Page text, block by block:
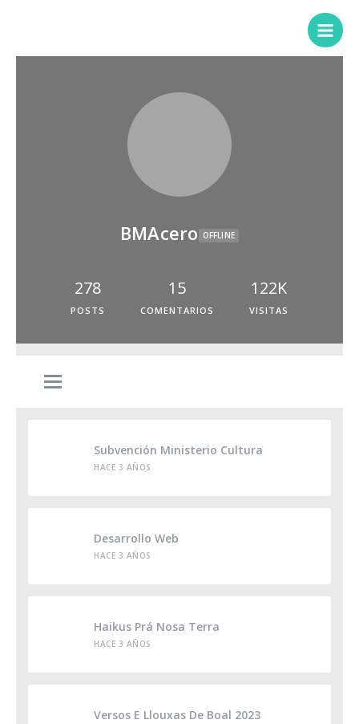
BMAcero OFFLINE
278
POSTS
15
COMENTARIOS
122K
VISITAS
Subvención Ministerio Cultura
HACE 3 AÑOS
Desarrollo Web
HACE 3 AÑOS
Haikus Prá Nosa Terra
HACE 3 AÑOS
Versos E Llouxas De Boal 2023